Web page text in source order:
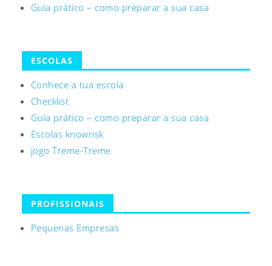
Guia prático – como preparar a sua casa
ESCOLAS
Conhece a tua escola
Checklist
Guia prático – como preparar a sua casa
Escolas knowrisk
jogo Treme-Treme
PROFISSIONAIS
Pequenas Empresas